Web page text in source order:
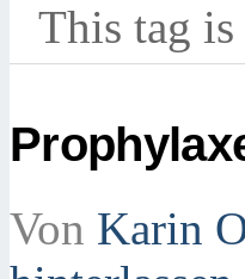
This tag is
Von Karin